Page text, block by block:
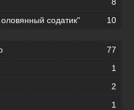
содатик"
10
77
1
2
1